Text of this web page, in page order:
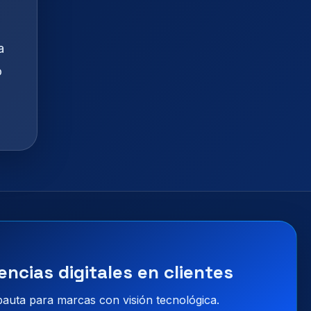
digitales en clientes
para marcas con visión tecnológica.